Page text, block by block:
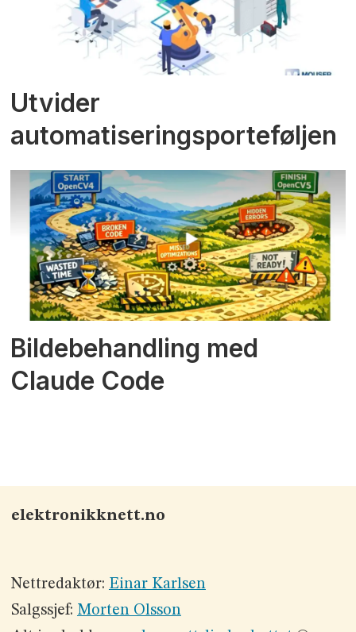
Utvider
automatiseringsporteføljen
Bildebehandling med
Claude Code
elektronikknett.no
Nettredaktør: Einar Karlsen
Salgssjef: Morten Olsson